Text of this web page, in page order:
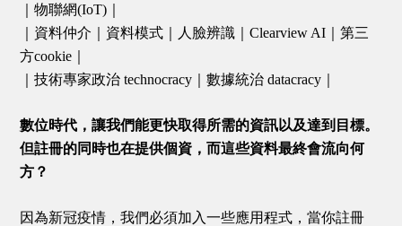
｜物聯網(IoT)｜
｜資料仲介｜資料模式｜人臉辨識｜Clearview AI｜第三
方cookie｜
｜技術專家政治 technocracy｜數據統治 datacracy｜
數位時代，讓我們能更快取得所需的資訊以及達到目標。
但註冊的同時也在提供個資，而這些資料最終會流向何
方？
因為新冠疫情，我們必須加入一些應用程式，當你註冊